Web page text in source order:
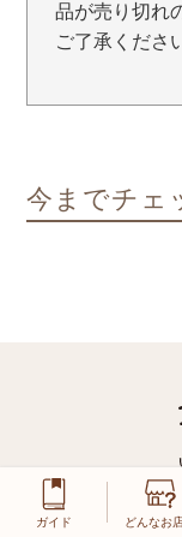
品が売り切れ
ご了承くださ
今までチェ
ガイド どんなお